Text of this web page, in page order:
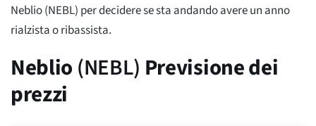
Neblio (NEBL) per decidere se sta andando avere un anno
rialzista o ribassista.
Neblio (NEBL) Previsione dei
prezzi